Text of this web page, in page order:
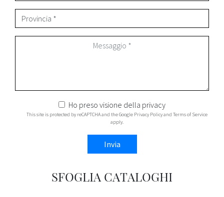
Ho preso visione della privacy
This site is protected by reCAPTCHA and the Google Privacy Policyand Terms of Service
apply.
Invia
SFOGLIA CATALOGHI